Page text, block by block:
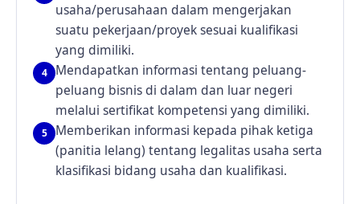
usaha/perusahaan dalam mengerjakan
suatu pekerjaan/proyek sesuai kualifikasi
yang dimiliki.
4
Mendapatkan informasi tentang peluang-
peluang bisnis di dalam dan luar negeri
melalui sertifikat kompetensi yang dimiliki.
5
Memberikan informasi kepada pihak ketiga
(panitia lelang) tentang legalitas usaha serta
klasifikasi bidang usaha dan kualifikasi.